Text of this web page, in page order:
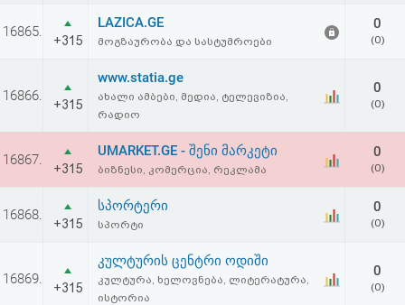
კოდი
შეთანხმება
და
უარყოფა
16865.
+315
LAZICA.GE
მოგზაურობა და სასტუმროები
0
(0)
16866.
+315
www.statia.ge
ახალი ამბები, მედია, ტელევიზია,
რადიო
0
(0)
16867.
+315
UMARKET.GE - შენი მარკეტი
ბიზნესი, კომერცია, რეკლამა
0
(0)
16868.
+315
სპორტერი
სპორტი
0
(0)
16869.
+315
კულტურის ცენტრი ოდიში
კულტურა, ხელოვნება, ლიტერატურა,
ისტორია
0
(0)